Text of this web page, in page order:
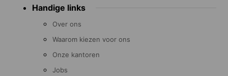
Handige links
Over ons
Waarom kiezen voor ons
Onze kantoren
Jobs